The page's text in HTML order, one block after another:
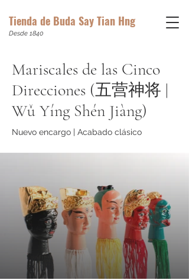
Tienda de Buda Say Tian Hng
Desde 1840
Mariscales de las Cinco
Direcciones (五营神将 |
Wǔ Yíng Shén Jiàng)
Nuevo encargo | Acabado clásico